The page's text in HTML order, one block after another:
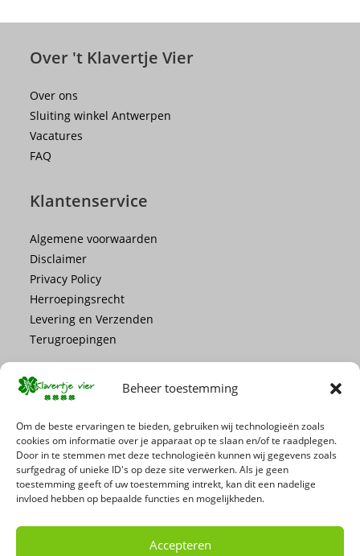
Beheer toestemming
Om de beste ervaringen te bieden, gebruiken wij technologieën zoals
cookies om informatie over je apparaat op te slaan en/of te raadplegen.
Door in te stemmen met deze technologieën kunnen wij gegevens zoals
surfgedrag of unieke ID's op deze site verwerken. Als je geen
toestemming geeft of uw toestemming intrekt, kan dit een nadelige
invloed hebben op bepaalde functies en mogelijkheden.
Accepteren
Over 't Klavertje Vier
Over ons
Sluiting winkel Antwerpen
Vacatures
FAQ
Klantenservice
Algemene voorwaarden
Disclaimer
Privacy Policy
Herroepingsrecht
Levering en Verzenden
Terugroepingen
Mis geen enkele actie of promotie!
Schrijf je in voor onze nieuwsbrief